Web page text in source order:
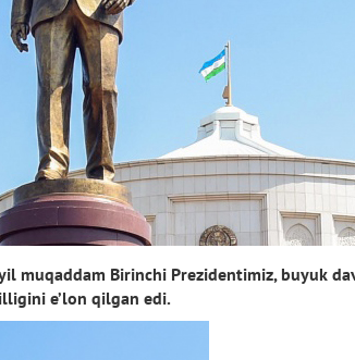
muqaddam Birinchi Prezidentimiz, buyuk
e’lon qilgan edi.